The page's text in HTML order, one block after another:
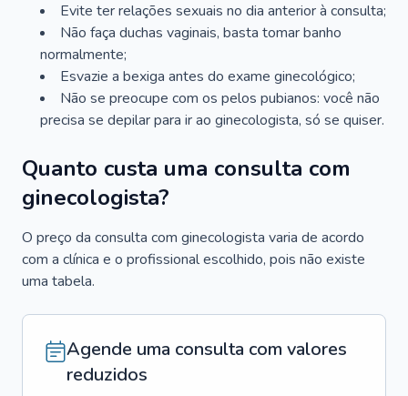
Evite ter relações sexuais no dia anterior à consulta;
Não faça duchas vaginais, basta tomar banho
normalmente;
Esvazie a bexiga antes do exame ginecológico;
Não se preocupe com os pelos pubianos: você não
precisa se depilar para ir ao ginecologista, só se quiser.
Quanto custa uma consulta com
ginecologista?
O preço da consulta com ginecologista varia de acordo
com a clínica e o profissional escolhido, pois não existe
uma tabela.
Agende uma consulta com valores
reduzidos